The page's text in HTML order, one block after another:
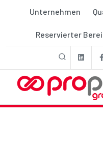
Unternehmen
Reservierter